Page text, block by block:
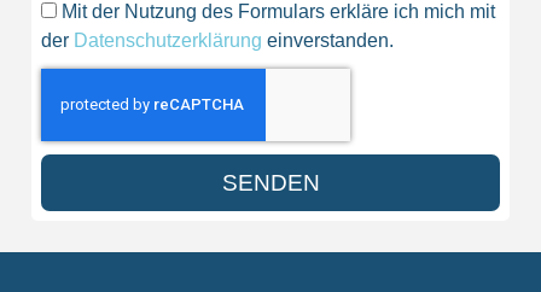
Mit der Nutzung des Formulars erkläre ich mich mit
der Datenschutzerklärung einverstanden.
SENDEN